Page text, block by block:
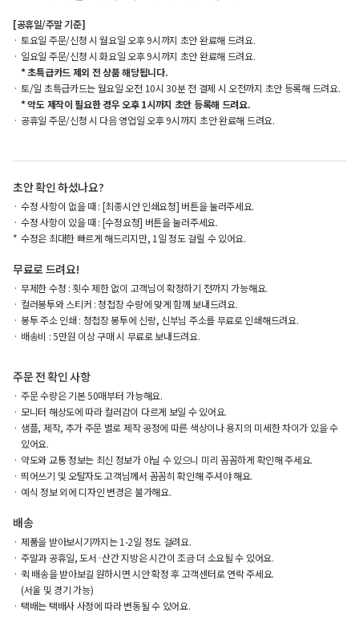
[공휴일/주말 기준]
토요일 주문/신청 시 월요일 오후 9시까지 초안 완료해 드려요.
일요일 주문/신청 시 화요일 오후 9시까지 초안 완료해 드려요.
* 초특급카드 제외 전 상품 해당됩니다.
토/일 초특급카드는 월요일 오전 10시 30분 전 결제 시 오전까지 초안 등록해 드려요.
* 약도 제작이 필요한 경우 오후 1시까지 초안 등록해 드려요.
공휴일 주문/신청 시 다음 영업일 오후 9시까지 초안 완료해 드려요.
초안 확인 하셨나요?
수정 사항이 없을 때 : [최종시안 인쇄요청] 버튼을 눌러주세요.
수정 사항이 있을 때 : [수정요청] 버튼을 눌러주세요.
수정은 최대한 빠르게 해드리지만, 1일 정도 걸릴 수 있어요.
무료로 드려요!
무제한 수정 : 횟수 제한 없이 고객님이 확정하기 전까지 가능해요.
컬러봉투와 스티커 : 청첩장 수량에 맞게 함께 보내드려요.
봉투 주소 인쇄 : 청첩장 봉투에 신랑, 신부님 주소를 무료로 인쇄해드려요.
배송비 : 5만원 이상 구매 시 무료로 보내드려요.
주문 전 확인 사항
주문 수량은 기본 50매부터 가능해요.
모니터 해상도에 따라 컬러감이 다르게 보일 수 있어요.
샘플, 제작, 추가 주문 별로 제작 공정에 따른 색상이나 용지의 미세한 차이가 있을 수
있어요.
약도와 교통 정보는 최신 정보가 아닐 수 있으니 미리 꼼꼼하게 확인해 주세요.
띄어쓰기 및 오탈자도 고객님께서 꼼꼼히 확인해 주셔야 해요.
예식 정보 외에 디자인 변경은 불가해요.
배송
제품을 받아보시기까지는 1-2일 정도 걸려요.
주말과 공휴일, 도서·산간 지방은 시간이 조금 더 소요될 수 있어요.
퀵 배송을 받아보길 원하시면 시안 확정 후 고객센터로 연락 주세요.
(서울 및 경기 가능)
택배는 택배사 사정에 따라 변동될 수 있어요.